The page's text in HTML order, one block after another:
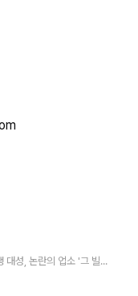
"앉은 자리서 650억 벌었다" 빅뱅 대성, 논란의 업소 '그 빌딩' 근황